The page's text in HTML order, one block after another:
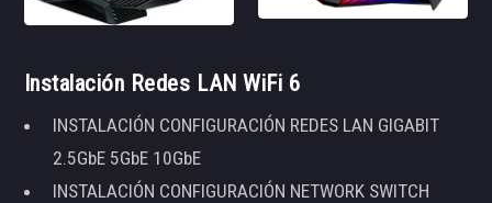
Instalación Redes LAN WiFi 6
INSTALACIÓN CONFIGURACIÓN REDES LAN GIGABIT
2.5GbE 5GbE 10GbE
INSTALACIÓN CONFIGURACIÓN NETWORK SWITCH